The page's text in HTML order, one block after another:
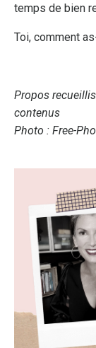
temps de bien
Toi, comment
Propos
contenus
Photo : Free-